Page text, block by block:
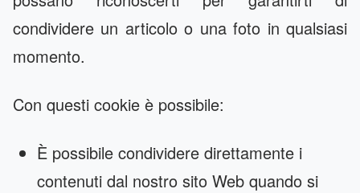
condividere un articolo o una foto in qualsiasi
momento.
Con questi cookie è possibile:
È possibile condividere direttamente i
contenuti dal nostro sito Web quando si